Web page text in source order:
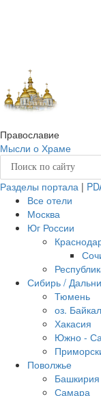
Православие
Мысли о Храме
Разделы портала |
Все отели
Москва
Юг России
Сибирь /
Тюмень
оз. Байкал
Хакасия
Южно -
Поволжье
Башкирия
Самара